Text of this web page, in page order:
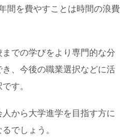
間を費やすことは時間の浪費
での学びをより専門的な分
、今後の職業選択などに活
す。
から大学進学を目指す方に
でしょう。